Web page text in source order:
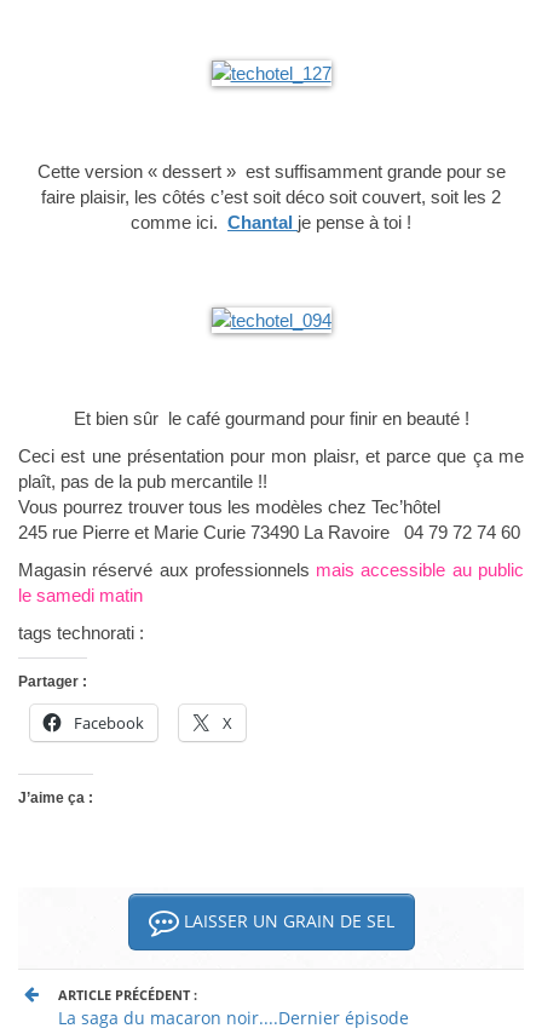
Cette version « dessert » est suffisamment grande pour se
faire plaisir, les côtés c’est soit déco soit couvert, soit les 2
comme ici. Chantal je pense à toi !
Et bien sûr le café gourmand pour finir en beauté !
Ceci est une présentation pour mon plaisr, et parce que ça me
plaît, pas de la pub mercantile !!
Vous pourrez trouver tous les modèles chez Tec’hôtel
245 rue Pierre et Marie Curie 73490 La Ravoire 04 79 72 74 60
Magasin réservé aux professionnels mais accessible au public
le samedi matin
tags technorati :
Partager :
Facebook X
J’aime ça :
LAISSER UN GRAIN DE SEL
ARTICLE PRÉCÉDENT :
La saga du macaron noir....Dernier épisode